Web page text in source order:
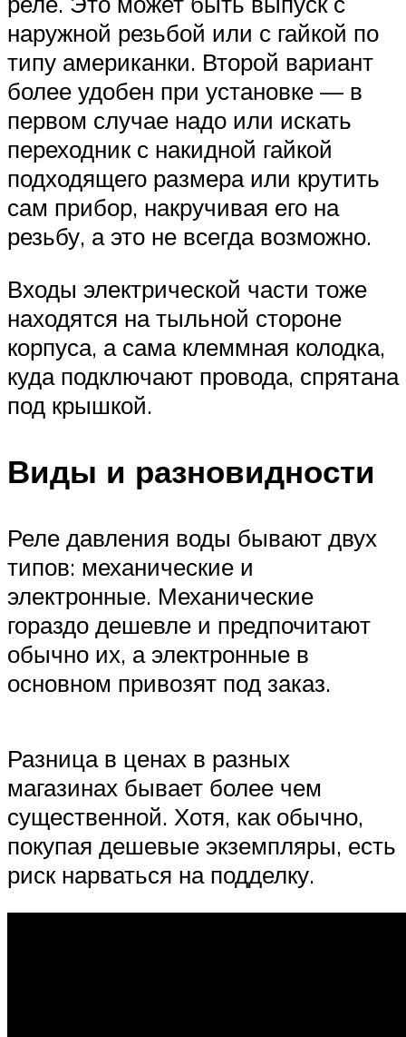
наружной резьбой или с гайкой по
типу американки. Второй вариант
более удобен при установке — в
первом случае надо или искать
переходник с накидной гайкой
подходящего размера или крутить
сам прибор, накручивая его на
резьбу, а это не всегда возможно.
Входы электрической части тоже
находятся на тыльной стороне
корпуса, а сама клеммная колодка,
куда подключают провода, спрятана
под крышкой.
Виды и разновидности
Реле давления воды бывают двух
типов: механические и
электронные. Механические
гораздо дешевле и предпочитают
обычно их, а электронные в
основном привозят под заказ.
Разница в ценах в разных
магазинах бывает более чем
существенной. Хотя, как обычно,
покупая дешевые экземпляры, есть
риск нарваться на подделку.